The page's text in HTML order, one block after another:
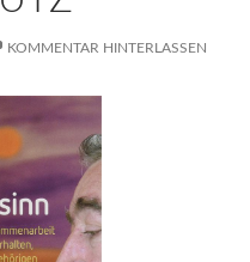
KOMMENTAR HINTERLASSEN